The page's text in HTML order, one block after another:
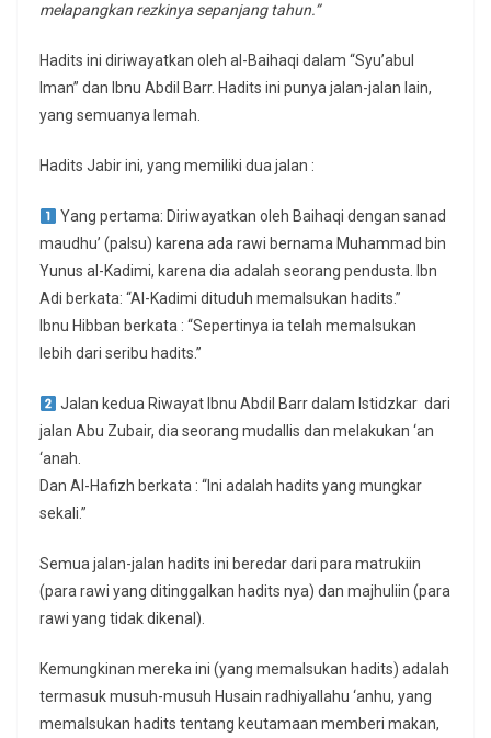
melapangkan rezkinya sepanjang tahun.”
Hadits ini diriwayatkan oleh al-Baihaqi dalam “Syu’abul
Iman” dan Ibnu Abdil Barr. Hadits ini punya jalan-jalan lain,
yang semuanya lemah.
Hadits Jabir ini, yang memiliki dua jalan :
Yang pertama: Diriwayatkan oleh Baihaqi dengan sanad
maudhu’ (palsu) karena ada rawi bernama Muhammad bin
Yunus al-Kadimi, karena dia adalah seorang pendusta. Ibn
Adi berkata: “Al-Kadimi dituduh memalsukan hadits.”
Ibnu Hibban berkata : “Sepertinya ia telah memalsukan
lebih dari seribu hadits.”
Jalan kedua Riwayat Ibnu Abdil Barr dalam Istidzkar dari
jalan Abu Zubair, dia seorang mudallis dan melakukan ‘an
‘anah.
Dan Al-Hafizh berkata : “Ini adalah hadits yang mungkar
sekali.”
Semua jalan-jalan hadits ini beredar dari para matrukiin
(para rawi yang ditinggalkan hadits nya) dan majhuliin (para
rawi yang tidak dikenal).
Kemungkinan mereka ini (yang memalsukan hadits) adalah
termasuk musuh-musuh Husain radhiyallahu ‘anhu, yang
memalsukan hadits tentang keutamaan memberi makan,